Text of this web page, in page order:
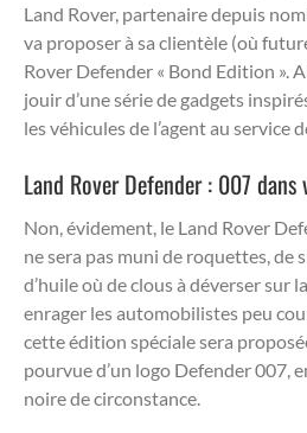
Land Rover, partenaire depuis
va proposer à sa clientèle (où
Rover Defender « Bond Edition ».
jouir d’une série de gadgets
les véhicules de l’agent au service
Land Rover Defender : 007
Non, évidement, le Land Rover
ne sera pas muni de roquettes, de
d’huile où de clous à déverser sur
enrager les automobilistes peu
cette édition spéciale sera
pourvue d’un logo Defender 007,
noire de circonstance.